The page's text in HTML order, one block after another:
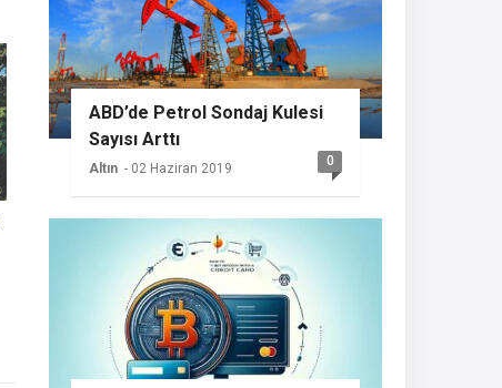
ABD’de Petrol Sondaj Kulesi
Sayısı Arttı
Altın - 02 Haziran 2019 0